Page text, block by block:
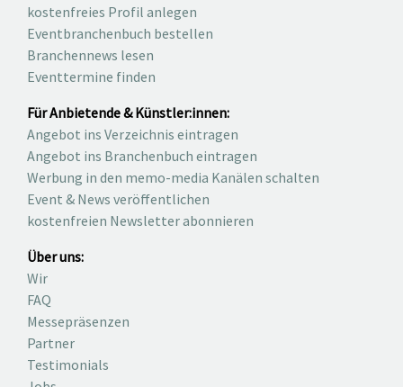
kostenfreies Profil anlegen
Eventbranchenbuch bestellen
Branchennews lesen
Eventtermine finden
Für Anbietende & Künstler:innen:
Angebot ins Verzeichnis eintragen
Angebot ins Branchenbuch eintragen
Werbung in den memo-media Kanälen schalten
Event & News veröffentlichen
kostenfreien Newsletter abonnieren
Über uns:
Wir
FAQ
Messepräsenzen
Partner
Testimonials